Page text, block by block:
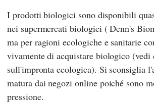
I prodotti biologici sono disponibili
nei supermercati biologici (Denn's
ma per ragioni ecologiche e sanitarie
vivamente di acquistare biologico (vedi
sull'impronta ecologica). Si sconsiglia
matura dai negozi online poiché sono
pressione.